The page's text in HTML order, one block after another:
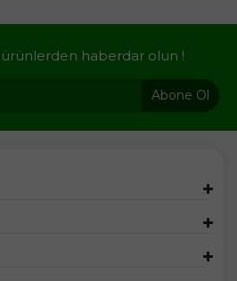
haberdar olun !
Abone Ol